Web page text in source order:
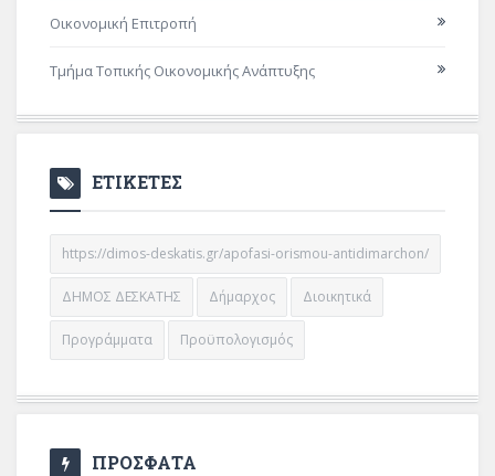
Οικονομική Επιτροπή
Τμήμα Τοπικής Οικονομικής Ανάπτυξης
ΕΤΙΚΕΤΕΣ
https://dimos-deskatis.gr/apofasi-orismou-antidimarchon/
ΔΗΜΟΣ ΔΕΣΚΑΤΗΣ Δήμαρχος Διοικητικά
Προγράμματα Προϋπολογισμός
ΠΡΟΣΦΑΤΑ